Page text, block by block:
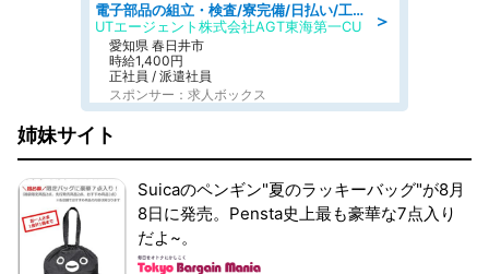
＞
電子部品の組立・検査/寮完備/日払い/工場・製造
UTエージェント株式会社AGT東海第一CU
愛知県 春日井市
時給1,400円
正社員 / 派遣社員
スポンサー：求人ボックス
姉妹サイト
Suicaのペンギン"夏のラッキーバッグ"が8月
8日に発売。Pensta史上最も豪華な7点入り
だよ~。